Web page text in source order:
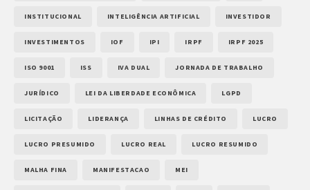
INSTITUCIONAL INTELIGÊNCIA ARTIFICIAL INVESTIDOR
INVESTIMENTOS IOF IPI IRPF IRPF 2025
ISO 9001 ISS IVA DUAL JORNADA DE TRABALHO
JURÍDICO LEI DA LIBERDADE ECONÔMICA LGPD
LICITAÇÃO LIDERANÇA LINHAS DE CRÉDITO LUCRO
LUCRO PRESUMIDO LUCRO REAL LUCRO RESUMIDO
MALHA FINA MANIFESTACAO MEI